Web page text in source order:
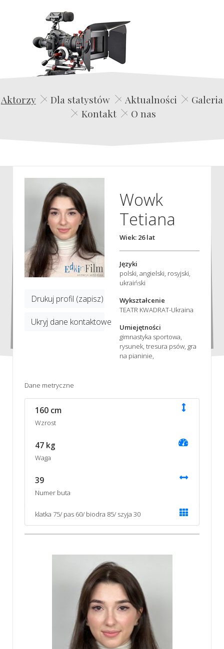
Edwin Film Agencja Aktorska
Aktorzy Dla statystów Aktualności
Galeria
Kontakt
O nas
Drukuj profil (zapisz)
Ukryj dane kontaktowe
Wowk
Tetiana
Wiek: 26 lat
Języki
polski, angielski, rosyjski,
ukraiński
Wykształcenie
TEATR KWADRAT-Ukraina
Umiejętności
gimnastyka sportowa,
rysunek, tresura psów, gra
na pianinie,
Dane metryczne
160 cm
Wzrost
47 kg
Waga
39
Numer buta
klatka 75/ pas 60/ biodra 85/ szyja 30